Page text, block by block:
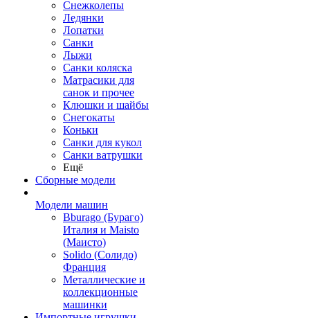
Снежколепы
Ледянки
Лопатки
Санки
Лыжи
Санки коляска
Матрасики для
санок и прочее
Клюшки и шайбы
Снегокаты
Коньки
Санки для кукол
Санки ватрушки
Ещё
Сборные модели
Модели машин
Bburago (Бураго)
Италия и Maisto
(Маисто)
Solido (Солидо)
Франция
Металлические и
коллекционные
машинки